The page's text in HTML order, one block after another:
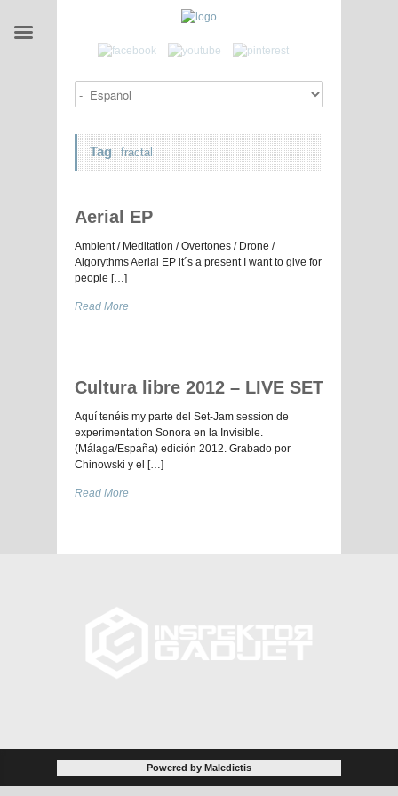
Tag fractal
Aerial EP
Ambient / Meditation / Overtones / Drone /
Algorythms Aerial EP it´s a present I want to give for
people […]
Read More
Cultura libre 2012 – LIVE SET
Aquí tenéis my parte del Set-Jam session de
experimentation Sonora en la Invisible.
(Málaga/España) edición 2012. Grabado por
Chinowski y el […]
Read More
Powered by Maledictis